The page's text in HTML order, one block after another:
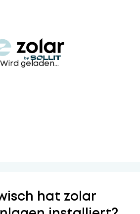
Wird geladen...
hat zolar